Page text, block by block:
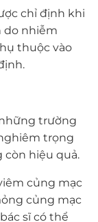
chỉ định khi
do nhiễm
thuộc vào
trường
trọng
còn hiệu quả.
củng mạc
củng mạc
sĩ có thể